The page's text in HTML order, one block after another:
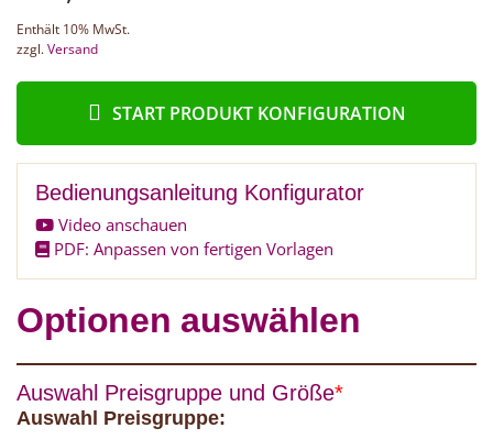
Enthält 10% MwSt.
zzgl.Versand
START PRODUKT KONFIGURATION
Bedienungsanleitung Konfigurator
Video anschauen
PDF: Anpassen von fertigen Vorlagen
Optionen auswählen
*
Auswahl Preisgruppe und Größe
Auswahl Preisgruppe: